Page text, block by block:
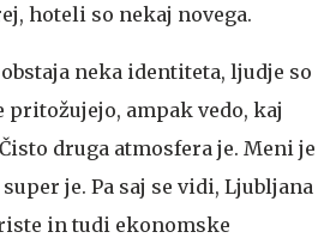
hoteli so nekaj novega.
neka identiteta, ljudje so
pritožujejo, ampak vedo, kaj
druga atmosfera je. Meni je
je. Pa saj se vidi, Ljubljana
in tudi ekonomske